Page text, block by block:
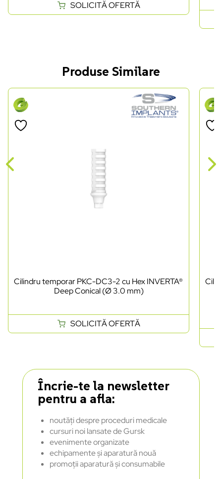
SOLICITĂ OFERTĂ
Produse Similare
Cilindru temporar PKC-DC3-2 cu Hex INVERTA®
Deep Conical (Ø 3.0 mm)
SOLICITĂ OFERTĂ
Încrie-te la newsletter
pentru a afla:
noutăți despre proceduri medicale
cursuri noi lansate de Gursk
evenimente organizate
echipamente și aparatură nouă
promoții aparatură și consumabile